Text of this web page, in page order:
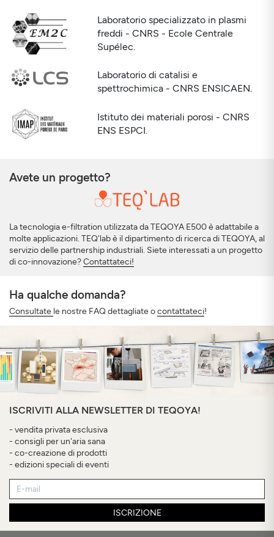
Laboratorio specializzato in plasmi
freddi - CNRS - Ecole Centrale
Supélec.
Laboratorio di catalisi e
spettrochimica - CNRS ENSICAEN.
Istituto dei materiali porosi - CNRS
ENS ESPCI.
Avete un progetto?
La tecnologia e-filtration utilizzata da TEQOYA E500 è adattabile a
molte applicazioni. TEQ'lab è il dipartimento di ricerca di TEQOYA, al
servizio delle partnership industriali. Siete interessati a un progetto
di co-innovazione?Contattateci!
Ha qualche domanda?
Consultate le nostre FAQ dettagliate ocontattateci!
ISCRIVITI ALLA NEWSLETTER DI TEQOYA!
- vendita privata esclusiva
- consigli per un'aria sana
- co-creazione di prodotti
- edizioni speciali di eventi
ISCRIZIONE